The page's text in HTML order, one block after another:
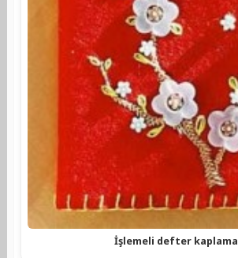
İşlemeli defter kaplama